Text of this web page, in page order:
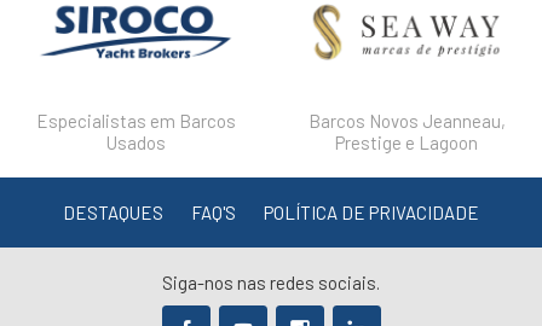
Especialistas em Barcos
Usados
Barcos Novos Jeanneau,
Prestige e Lagoon
DESTAQUES FAQ'S POLÍTICA DE PRIVACIDADE
Siga-nos nas redes sociais.